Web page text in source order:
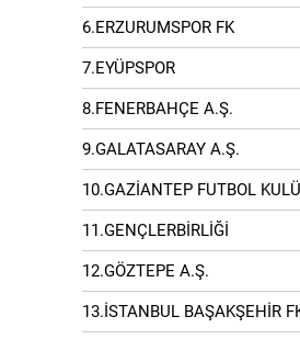
6.ERZURUMSPOR FK
7.EYÜPSPOR
8.FENERBAHÇE A.Ş.
9.GALATASARAY A.Ş.
10.GAZİANTEP FUTBOL
11.GENÇLERBİRLİĞİ
12.GÖZTEPE A.Ş.
13.İSTANBUL BAŞAKŞEHİR